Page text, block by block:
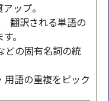
ップ。
翻訳される単語の
。
の固有名詞の統
語の重複をピック